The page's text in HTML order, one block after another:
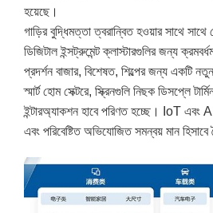
হয়েছে।
গাড়ির বুদ্ধিমত্তা ত্বরান্বিত হওয়ার সাথে সাথে
ডিজিটাল ইন্সট্রুমেন্ট ক্লাস্টারগুলির জন্য
প্রদর্শন বাজার, বিশেষত, শিল্পের জন্য একটি
স্মার্ট হোম সেক্টরে, স্ক্রিনগুলি নিছক ডিসপ্লে
ইন্টারঅ্যাকশন হাবে পরিণত হচ্ছে। IoT এবং AI
এবং পরিবেষ্টিত অভিযোজিত সমন্বয় মান হিসাবে